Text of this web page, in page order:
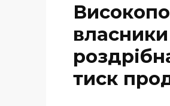
тиск